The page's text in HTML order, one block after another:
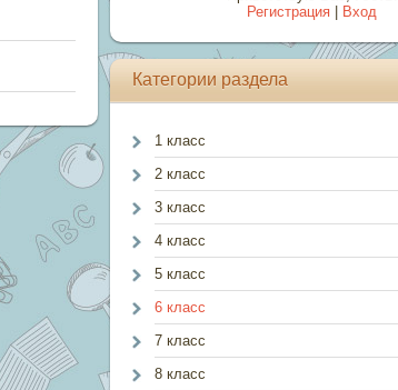
Регистрация
Вход
Категории раздела
1 класс
2 класс
3 класс
4 класс
5 класс
6 класс
7 класс
8 класс